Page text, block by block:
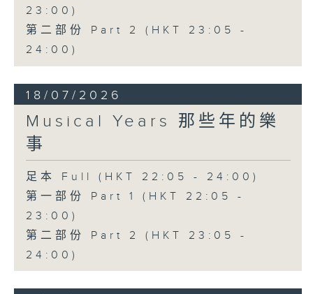
23:00)
第二部份 Part 2 (HKT 23:05 -
24:00)
18/07/2026
Musical Years 那些年的樂
事
足本 Full (HKT 22:05 - 24:00)
第一部份 Part 1 (HKT 22:05 -
23:00)
第二部份 Part 2 (HKT 23:05 -
24:00)